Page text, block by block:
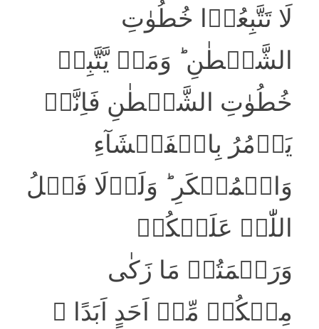
لَا تَتَّبِعُوۡا خُطُوٰتِ
الشَّیۡطٰنِ ؕ وَمَنۡ یَّتَّبِعۡ
خُطُوٰتِ الشَّیۡطٰنِ فَاِنَّہٗ
یَاۡمُرُ بِالۡفَحۡشَآءِ
وَالۡمُنۡکَرِ ؕ وَلَوۡلَا فَضۡلُ
اللّٰہِ عَلَیۡکُمۡ
وَرَحۡمَتُہٗ مَا زَکٰی
مِنۡکُمۡ مِّنۡ اَحَدٍ اَبَدًا ۙ